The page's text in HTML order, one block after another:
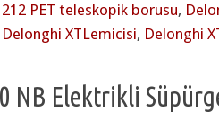
PET teleskopik borusu,
Delonghi XTLemicisi, Delonghi
NB Elektrikli